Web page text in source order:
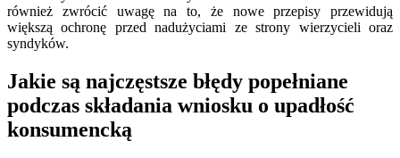
również zwrócić uwagę na to, że nowe przepisy przewidują
większą ochronę przed nadużyciami ze strony wierzycieli oraz
syndyków.
Jakie są najczęstsze błędy popełniane
podczas składania wniosku o upadłość
konsumencką